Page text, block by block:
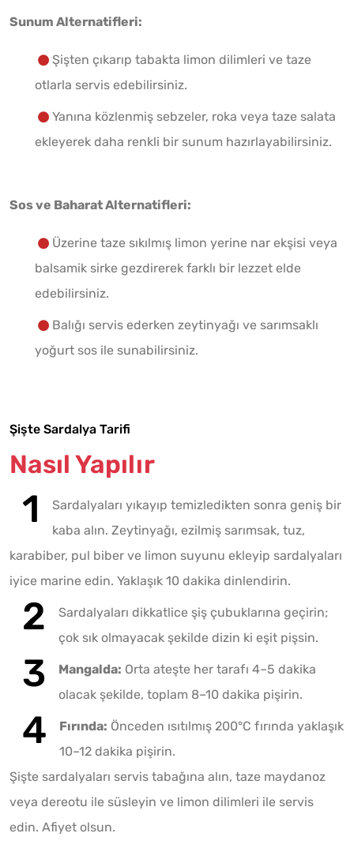
Sunum Alternatifleri:
Şişten çıkarıp tabakta limon dilimleri ve taze
otlarla servis edebilirsiniz.
Yanına közlenmiş sebzeler, roka veya taze salata
ekleyerek daha renkli bir sunum hazırlayabilirsiniz.
Sos ve Baharat Alternatifleri:
Üzerine taze sıkılmış limon yerine nar ekşisi veya
balsamik sirke gezdirerek farklı bir lezzet elde
edebilirsiniz.
Balığı servis ederken zeytinyağı ve sarımsaklı
yoğurt sos ile sunabilirsiniz.
Şişte Sardalya Tarifi
Nasıl Yapılır
Sardalyaları yıkayıp temizledikten sonra geniş bir
kaba alın. Zeytinyağı, ezilmiş sarımsak, tuz,
karabiber, pul biber ve limon suyunu ekleyip sardalyaları
iyice marine edin. Yaklaşık 10 dakika dinlendirin.
Sardalyaları dikkatlice şiş çubuklarına geçirin;
çok sık olmayacak şekilde dizin ki eşit pişsin.
Mangalda: Orta ateşte her tarafı 4–5 dakika
olacak şekilde, toplam 8–10 dakika pişirin.
Fırında: Önceden ısıtılmış 200°C fırında yaklaşık
10–12 dakika pişirin.
Şişte sardalyaları servis tabağına alın, taze maydanoz
veya dereotu ile süsleyin ve limon dilimleri ile servis
edin. Afiyet olsun.